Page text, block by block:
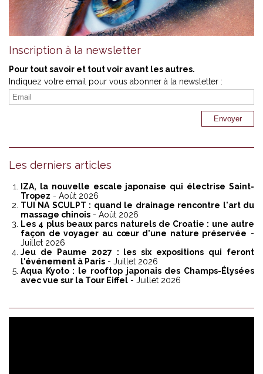
Inscription à la newsletter
Pour tout savoir et tout voir avant les autres.
Indiquez votre email pour vous abonner à la newsletter :
Les derniers articles
IZA, la nouvelle escale japonaise qui électrise Saint-
Tropez - Août 2026
TUI NA SCULPT : quand le drainage rencontre l'art du
massage chinois - Août 2026
Les 4 plus beaux parcs naturels de Croatie : une autre
façon de voyager au cœur d'une nature préservée -
Juillet 2026
Jeu de Paume 2027 : les six expositions qui feront
l'événement à Paris - Juillet 2026
Aqua Kyoto : le rooftop japonais des Champs-Élysées
avec vue sur la Tour Eiffel - Juillet 2026